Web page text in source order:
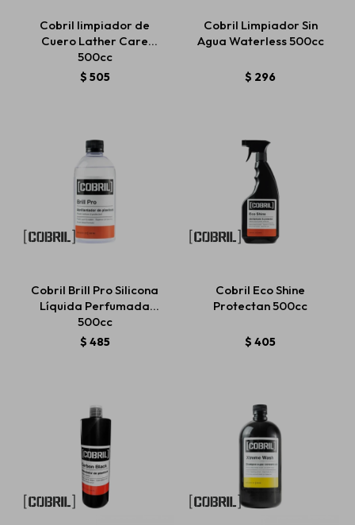
Cobril limpiador de
Cuero Lather Care
500cc
$ 505
Cobril Limpiador Sin
Agua Waterless 500cc
$ 296
Cobril Brill Pro Silicona
Líquida Perfumada
500cc
$ 485
Cobril Eco Shine
Protectan 500cc
$ 405